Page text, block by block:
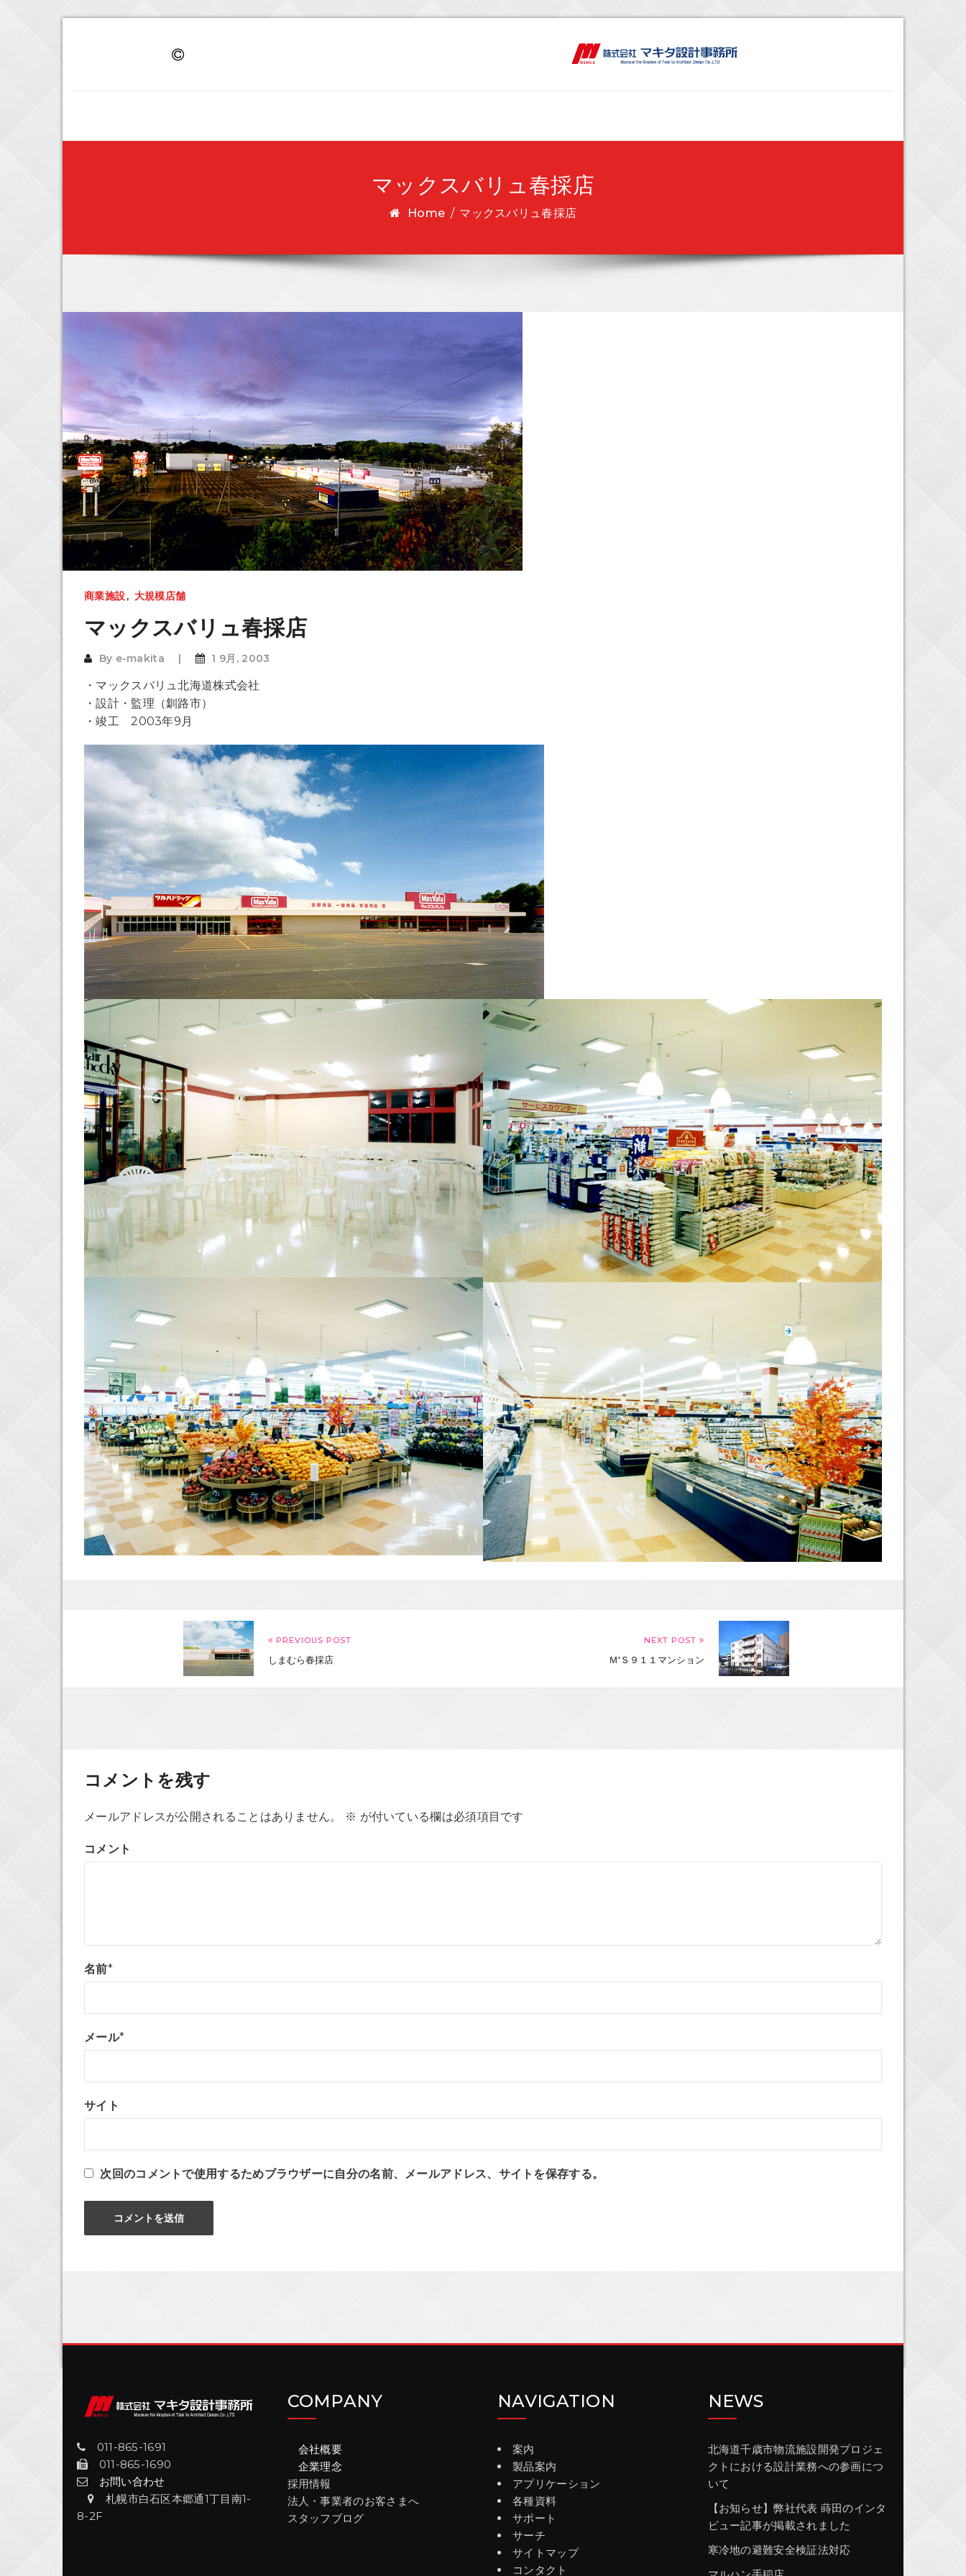
マックスバリュ春採店
Home / マックスバリュ春採店
商業施設, 大規模店舗
マックスバリュ春採店
By e-makita 1 9月, 2003
・マックスバリュ北海道株式会社
・設計・監理（釧路市）
・竣工 2003年9月
PREVIOUS POST
しまむら春採店
NEXT POST
Ｍ'Ｓ９１１マンション
コメントを残す
メールアドレスが公開されることはありません。 ※ が付いている欄は必須項目です
コメント
名前*
メール*
サイト
次回のコメントで使用するためブラウザーに自分の名前、メールアドレス、サイトを保存する。
011-865-1691
011-865-1690
お問い合わせ
札幌市白石区本郷通1丁目南1-
8-2F
COMPANY
会社概要
企業理念
採用情報
法人・事業者のお客さまへ
スタッフブログ
NAVIGATION
案内
製品案内
アプリケーション
各種資料
サポート
サーチ
サイトマップ
コンタクト
NEWS
北海道千歳市物流施設開発プロジェ
クトにおける設計業務への参画につ
いて
【お知らせ】弊社代表 蒔田のインタ
ビュー記事が掲載されました
寒冷地の避難安全検証法対応